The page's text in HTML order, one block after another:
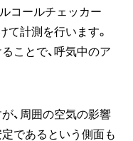
コールチェッカー
て計測を行います。
ことで、呼気中のア
、周囲の空気の影響
であるという側面も